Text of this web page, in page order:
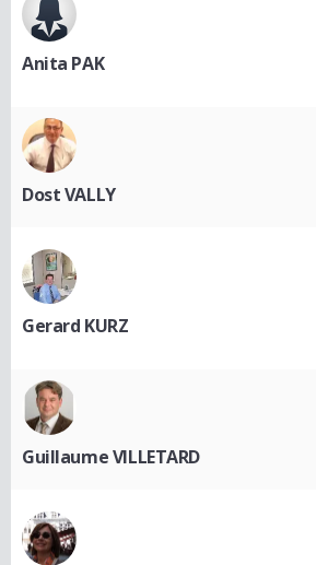
Anita PAK
Dost VALLY
Gerard KURZ
Guillaume VILLETARD